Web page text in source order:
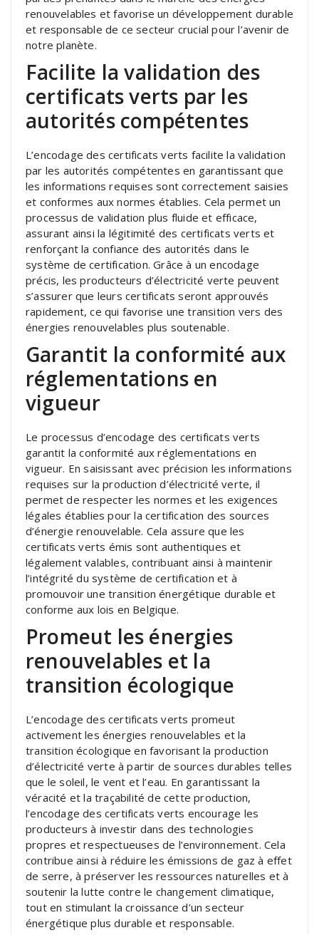
renouvelables et favorise un développement durable
et responsable de ce secteur crucial pour l’avenir de
notre planète.
Facilite la validation des
certificats verts par les
autorités compétentes
L’encodage des certificats verts facilite la validation
par les autorités compétentes en garantissant que
les informations requises sont correctement saisies
et conformes aux normes établies. Cela permet un
processus de validation plus fluide et efficace,
assurant ainsi la légitimité des certificats verts et
renforçant la confiance des autorités dans le
système de certification. Grâce à un encodage
précis, les producteurs d’électricité verte peuvent
s’assurer que leurs certificats seront approuvés
rapidement, ce qui favorise une transition vers des
énergies renouvelables plus soutenable.
Garantit la conformité aux
réglementations en
vigueur
Le processus d’encodage des certificats verts
garantit la conformité aux réglementations en
vigueur. En saisissant avec précision les informations
requises sur la production d’électricité verte, il
permet de respecter les normes et les exigences
légales établies pour la certification des sources
d’énergie renouvelable. Cela assure que les
certificats verts émis sont authentiques et
légalement valables, contribuant ainsi à maintenir
l’intégrité du système de certification et à
promouvoir une transition énergétique durable et
conforme aux lois en Belgique.
Promeut les énergies
renouvelables et la
transition écologique
L’encodage des certificats verts promeut
activement les énergies renouvelables et la
transition écologique en favorisant la production
d’électricité verte à partir de sources durables telles
que le soleil, le vent et l’eau. En garantissant la
véracité et la traçabilité de cette production,
l’encodage des certificats verts encourage les
producteurs à investir dans des technologies
propres et respectueuses de l’environnement. Cela
contribue ainsi à réduire les émissions de gaz à effet
de serre, à préserver les ressources naturelles et à
soutenir la lutte contre le changement climatique,
tout en stimulant la croissance d’un secteur
énergétique plus durable et responsable.